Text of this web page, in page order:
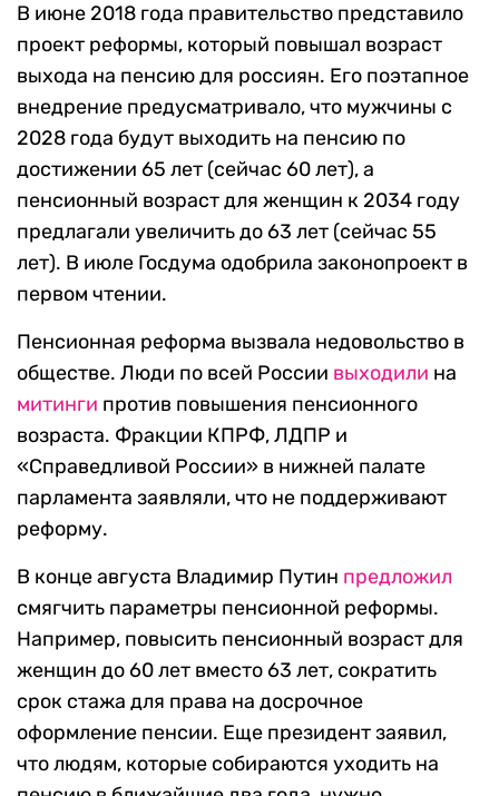
В июне 2018 года правительство представило
проект реформы, который повышал возраст
выхода на пенсию для россиян. Его поэтапное
внедрение предусматривало, что мужчины с
2028 года будут выходить на пенсию по
достижении 65 лет (сейчас 60 лет), а
пенсионный возраст для женщин к 2034 году
предлагали увеличить до 63 лет (сейчас 55
лет). В июле Госдума одобрила законопроект в
первом чтении.
Пенсионная реформа вызвала недовольство в
обществе. Люди по всей России выходили на
митинги против повышения пенсионного
возраста. Фракции КПРФ, ЛДПР и
«Справедливой России» в нижней палате
парламента заявляли, что не поддерживают
реформу.
В конце августа Владимир Путин предложил
смягчить параметры пенсионной реформы.
Например, повысить пенсионный возраст для
женщин до 60 лет вместо 63 лет, сократить
срок стажа для права на досрочное
оформление пенсии. Еще президент заявил,
что людям, которые собираются уходить на